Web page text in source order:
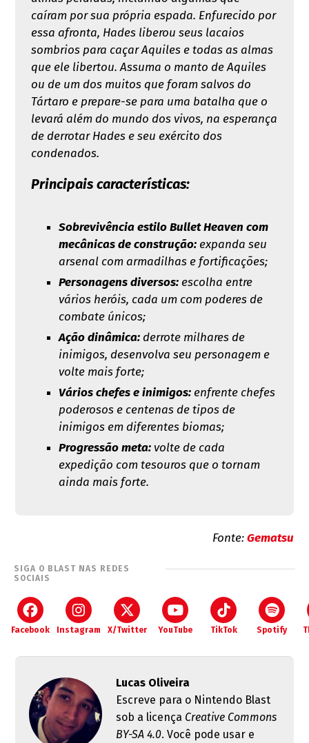
caíram por sua própria espada. Enfurecido por
essa afronta, Hades liberou seus lacaios
sombrios para caçar Aquiles e todas as almas
que ele libertou. Assuma o manto de Aquiles
ou de um dos muitos que foram salvos do
Tártaro e prepare-se para uma batalha que o
levará além do mundo dos vivos, na esperança
de derrotar Hades e seu exército dos
condenados.
Principais características:
Sobrevivência estilo Bullet Heaven com
mecânicas de construção:expanda seu
arsenal com armadilhas e fortificações;
Personagens diversos:escolha entre
vários heróis, cada um com poderes de
combate únicos;
Ação dinâmica:derrote milhares de
inimigos, desenvolva seu personagem e
volte mais forte;
Vários chefes e inimigos:enfrente chefes
poderosos e centenas de tipos de
inimigos em diferentes biomas;
Progressão meta:volte de cada
expedição com tesouros que o tornam
ainda mais forte.
Fonte:Gematsu
SIGA O BLAST NAS REDES
SOCIAIS
Facebook Instagram X/Twitter YouTube TikTok Spotify
Lucas Oliveira
Escreve para o Nintendo Blast
sob a licença Creative Commons
BY-SA 4.0. Você pode usar e